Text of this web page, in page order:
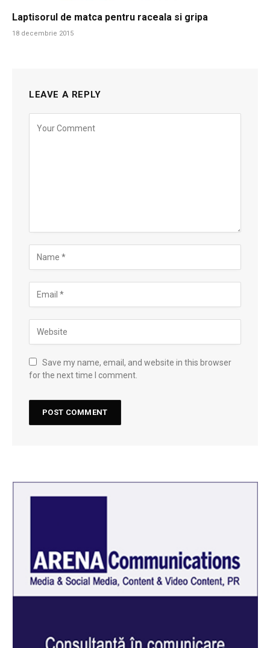
Laptisorul de matca pentru raceala si gripa
18 decembrie 2015
LEAVE A REPLY
Save my name, email, and website in this browser
for the next time I comment.